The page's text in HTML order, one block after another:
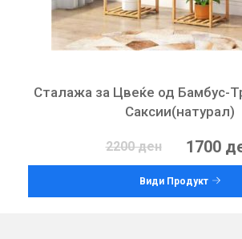
Сталажа за Цвеќе од Бамбус-
Саксии(натурал)
2200 ден 1700
Види Продукт